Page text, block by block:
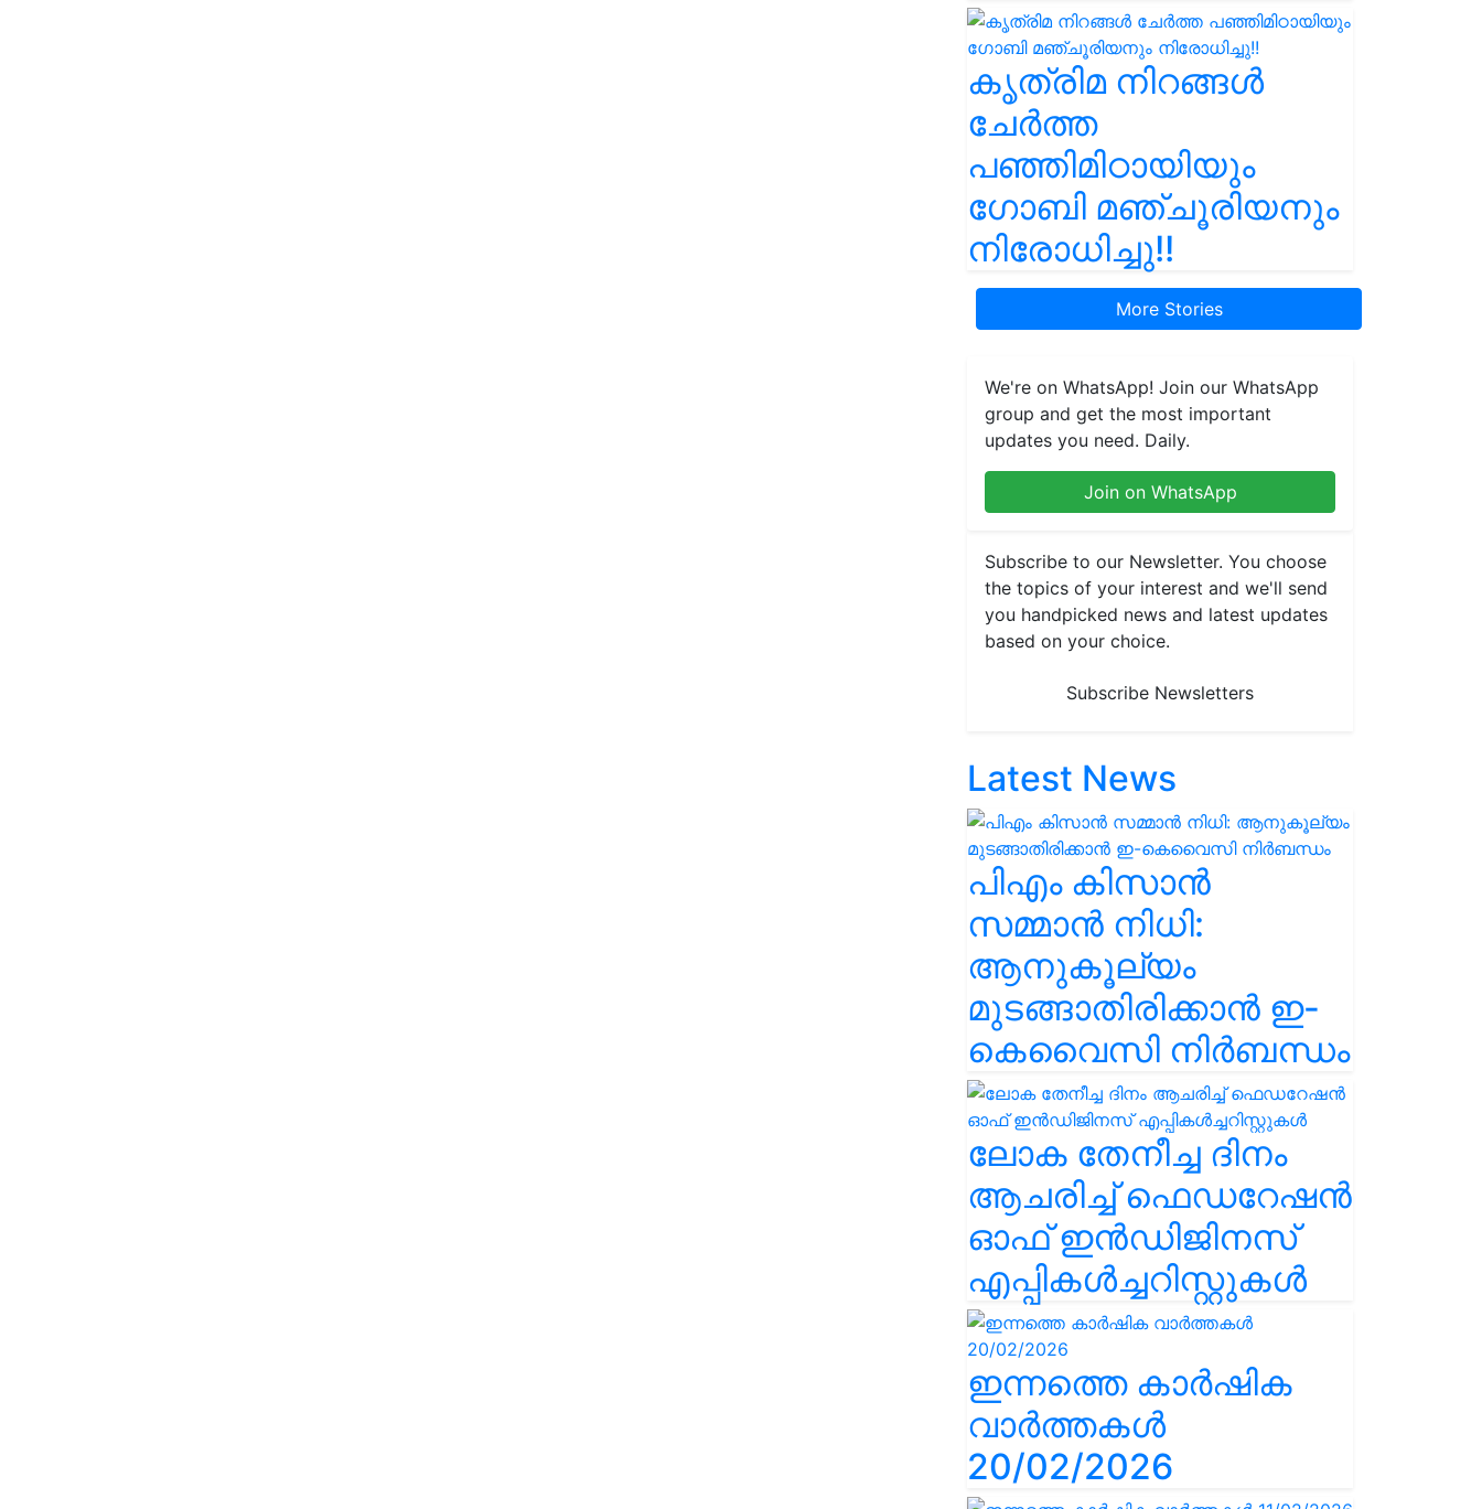
കൃത്രിമ നിറങ്ങൾ
ചേർത്ത
പഞ്ഞിമിഠായിയും
ഗോബി മഞ്ചൂരിയനും
നിരോധിച്ചു!!
More Stories
We're on WhatsApp! Join our WhatsApp
group and get the most important
updates you need. Daily.
Join on WhatsApp
Subscribe to our Newsletter. You choose
the topics of your interest and we'll send
you handpicked news and latest updates
based on your choice.
Subscribe Newsletters
Latest News
പിഎം കിസാൻ
സമ്മാൻ നിധി:
ആനുകൂല്യം
മുടങ്ങാതിരിക്കാൻ ഇ-
കെവൈസി നിർബന്ധം
ലോക തേനീച്ച ദിനം
ആചരിച്ച് ഫെഡറേഷൻ
ഓഫ് ഇൻഡിജിനസ്
എപ്പികൾച്ചറിസ്റ്റുകൾ
ഇന്നത്തെ കാർഷിക
വാർത്തകൾ
20/02/2026